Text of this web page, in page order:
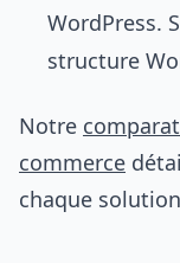
WordPress.
structure
Notre
commerce
chaque